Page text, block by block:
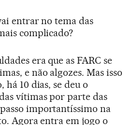
entrar no tema das
complicado?
era que as FARC se
e não algozes. Mas isso
há 10 dias, se deu o
vítimas por parte das
passo importantíssimo na
Agora entra em jogo o